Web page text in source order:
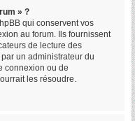
» ?
qui conservent vos
au forum. Ils fournissent
de lecture des
un administrateur du
connexion ou de
les résoudre.